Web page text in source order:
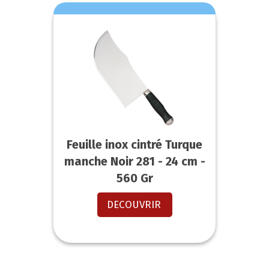
Feuille inox cintré Turque
manche Noir 281 - 24 cm -
560 Gr
DECOUVRIR